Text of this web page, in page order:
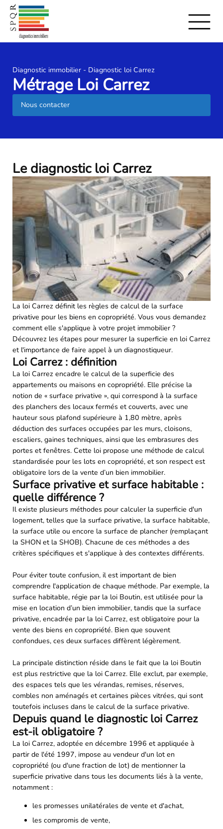
Diagnostic immobilier - Diagnostic loi Carrez
Métrage Loi Carrez
Nous contacter
Le diagnostic loi Carrez
La loi Carrez définit les règles de calcul de la surface
privative pour les biens en copropriété. Vous vous demandez
comment elle s'applique à votre projet immobilier ?
Découvrez les étapes pour mesurer la superficie en loi Carrez
et l'importance de faire appel à un diagnostiqueur.
Loi Carrez : définition
La loi Carrez encadre le calcul de la superficie des
appartements ou maisons en copropriété. Elle précise la
notion de « surface privative », qui correspond à la surface
des planchers des locaux fermés et couverts, avec une
hauteur sous plafond supérieure à 1,80 mètre, après
déduction des surfaces occupées par les murs, cloisons,
escaliers, gaines techniques, ainsi que les embrasures des
portes et fenêtres. Cette loi propose une méthode de calcul
standardisée pour les lots en copropriété, et son respect est
obligatoire lors de la vente d’un bien immobilier.
Surface privative et surface habitable :
quelle différence ?
Il existe plusieurs méthodes pour calculer la superficie d'un
logement, telles que la surface privative, la surface habitable,
la surface utile ou encore la surface de plancher (remplaçant
la SHON et la SHOB). Chacune de ces méthodes a des
critères spécifiques et s'applique à des contextes différents.
Pour éviter toute confusion, il est important de bien
comprendre l'application de chaque méthode. Par exemple, la
surface habitable, régie par la loi Boutin, est utilisée pour la
mise en location d’un bien immobilier, tandis que la surface
privative, encadrée par la loi Carrez, est obligatoire pour la
vente des biens en copropriété. Bien que souvent
confondues, ces deux surfaces diffèrent légèrement.
La principale distinction réside dans le fait que la loi Boutin
est plus restrictive que la loi Carrez. Elle exclut, par exemple,
des espaces tels que les vérandas, remises, réserves,
combles non aménagés et certaines pièces vitrées, qui sont
toutefois incluses dans le calcul de la surface privative.
Depuis quand le diagnostic loi Carrez
est-il obligatoire ?
La loi Carrez, adoptée en décembre 1996 et appliquée à
partir de l'été 1997, impose au vendeur d'un lot en
copropriété (ou d'une fraction de lot) de mentionner la
superficie privative dans tous les documents liés à la vente,
notamment :
les promesses unilatérales de vente et d'achat,
les compromis de vente,